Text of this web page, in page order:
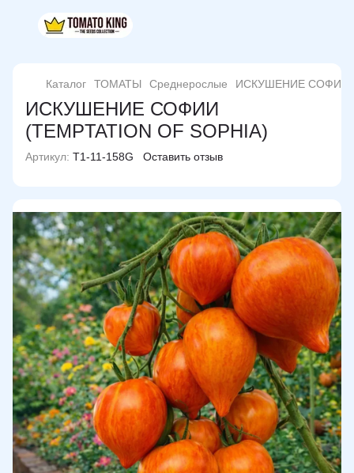
Каталог ТОМАТЫ Среднерослые ИСКУШЕНИЕ СОФИИ
ИСКУШЕНИЕ СОФИИ
(TEMPTATION OF SOPHIA)
Артикул: T1-11-158G Оставить отзыв